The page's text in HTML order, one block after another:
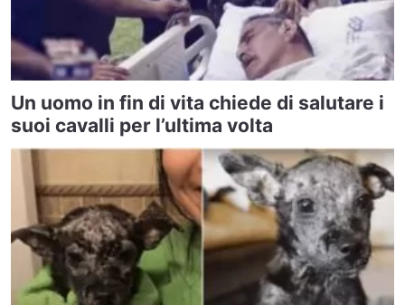
Un uomo in fin di vita chiede di salutare i
suoi cavalli per l’ultima volta